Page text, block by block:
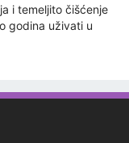
i temeljito čišćenje
godina uživati ​​u